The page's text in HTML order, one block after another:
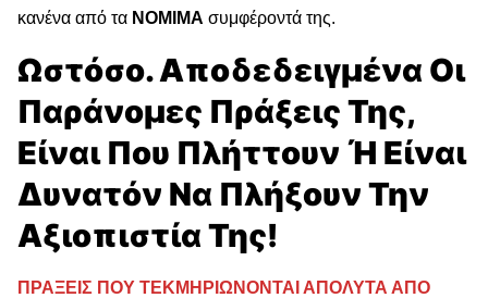
κανένα από τα ΝΟΜΙΜΑ συμφέροντά της.
Ωστόσο. Αποδεδειγμένα Οι
Παράνομες Πράξεις Της,
Είναι Που Πλήττουν Ή Είναι
Δυνατόν Να Πλήξουν Την
Αξιοπιστία Της!
ΠΡΑΞΕΙΣ ΠΟΥ ΤΕΚΜΗΡΙΩΝΟΝΤΑΙ ΑΠΟΛΥΤΑ ΑΠΟ